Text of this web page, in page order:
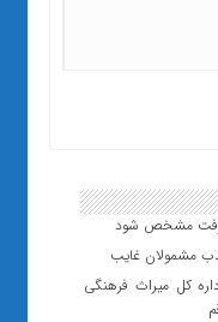
مشخص شود
مشمولان غایب
کل میراث فرهنگی